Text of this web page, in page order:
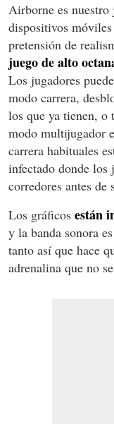
Airborne es nuestro
dispositivos
pretensión de
juego de alto
Los jugadores
modo carrera,
los que ya tienen, o
modo multijugador
carrera habituales
infectado donde los
corredores antes
Los gráficos están
y la banda sonora
tanto así que hace
adrenalina que no